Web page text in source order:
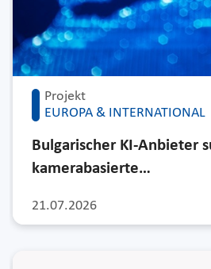
Projekt
EUROPA & INTERNATIONAL
21.07.2026
Bulgarischer KI-Anbieter
kamerabasierte…